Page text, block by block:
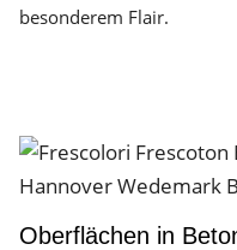
besonderem Flair.
Oberflächen in